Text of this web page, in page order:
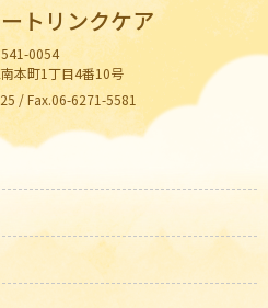
トリンクケア
541-0054
本町1丁目4番10号
/ Fax.06-6271-5581